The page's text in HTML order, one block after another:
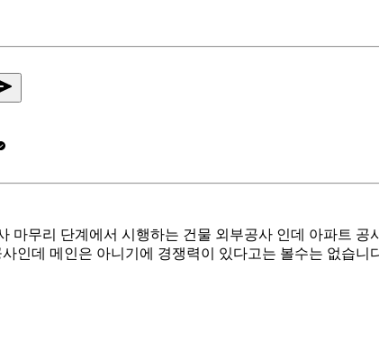
마무리 단계에서 시행하는 건물 외부공사 인데 아파트
인데 메인은 아니기에 경쟁력이 있다고는 볼수는 없습니